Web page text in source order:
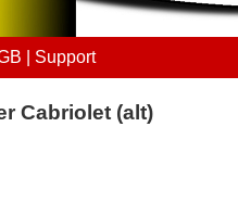
Support
Cabriolet (alt)